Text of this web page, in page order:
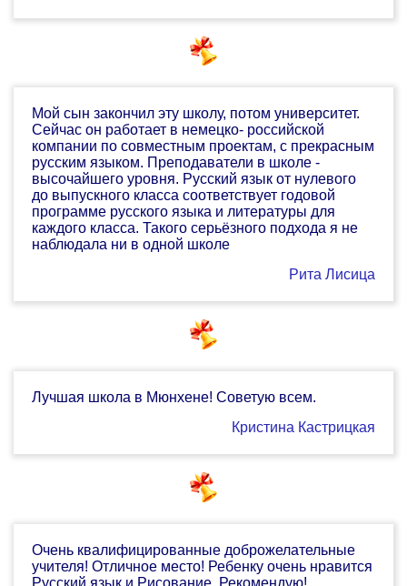
Мой сын закончил эту школу, потом университет.
Сейчас он работает в немецко- российской
компании по совместным проектам, с прекрасным
русским языком. Преподаватели в школе -
высочайшего уровня. Русский язык от нулевого
до выпускного класса соответствует годовой
программе русского языка и литературы для
каждого класса. Такого серьёзного подхода я не
наблюдала ни в одной школе
Рита Лисица
Лучшая школа в Мюнхене! Советую всем.
Кристина Кастрицкая
Очень квалифицированные доброжелательные
учителя! Отличное место! Ребенку очень нравится